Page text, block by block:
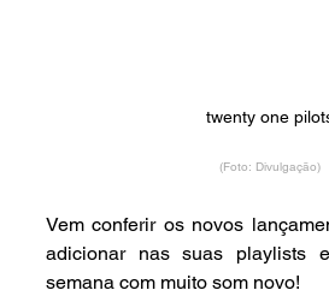
twenty one
(Foto: Divulgação)
Vem conferir os novos
adicionar nas suas playlists
semana com muito som novo!